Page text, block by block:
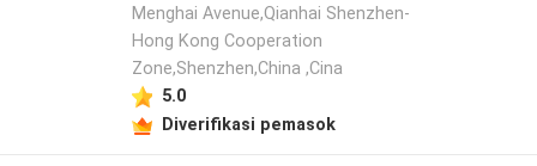
Menghai Avenue,Qianhai Shenzhen-
Hong Kong Cooperation
Zone,Shenzhen,China ,Cina
5.0
Diverifikasi pemasok